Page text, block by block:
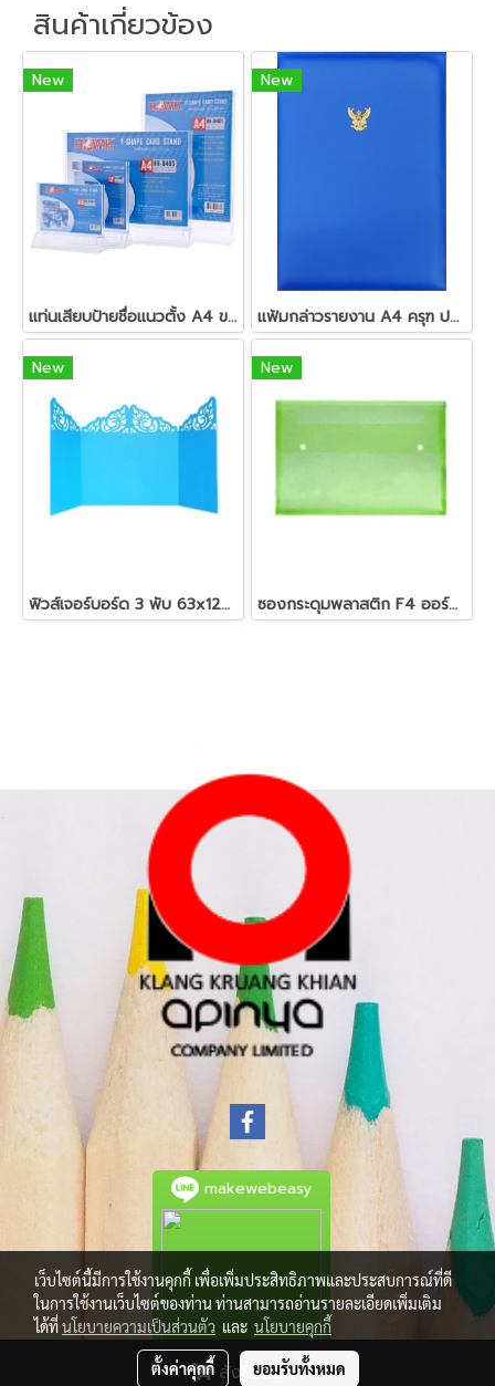
สั่งซื้อสินค้า
สินค้าเกี่ยวข้อง
New
แท่นเสียบป้ายชื่อแนวตั้ง A4 ขาว ฮอร์ค HK-B491
New
แฟ้มกล่าวรายงาน A4 ครุฑ ปกหนัง
New
ฟิวส์เจอร์บอร์ด 3 พับ 63x120 คละสี
New
ซองกระดุมพลาสติก F4 ออร์ก้า B-154
makewebeasy
เว็บไซต์นี้มีการใช้งานคุกกี้ เพื่อเพิ่มประสิทธิภาพและประสบการณ์ที่ดี
ในการใช้งานเว็บไซต์ของท่าน ท่านสามารถอ่านรายละเอียดเพิ่มเติม
ได้ที่นโยบายความเป็นส่วนตัว และ นโยบายคุกกี้
ตั้งค่าคุกกี้ ยอมรับทั้งหมด